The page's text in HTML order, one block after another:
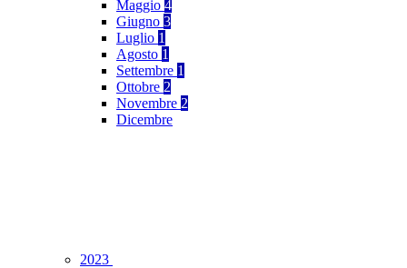
Maggio 4
Giugno 3
Luglio 1
Agosto 1
Settembre 1
Ottobre 2
Novembre 2
Dicembre
2023